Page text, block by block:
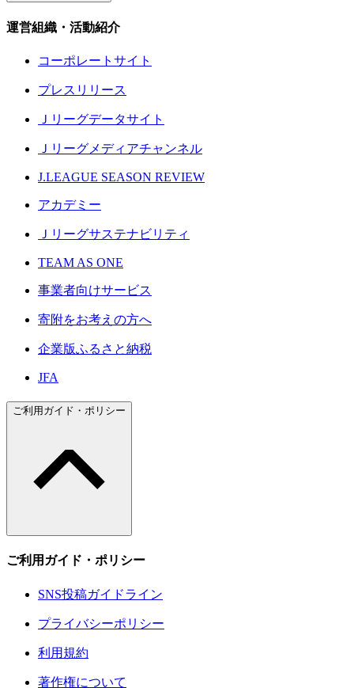
運営組織・活動紹介
コーポレートサイト
プレスリリース
Ｊリーグデータサイト
Ｊリーグメディアチャンネル
J.LEAGUE SEASON REVIEW
アカデミー
Ｊリーグサステナビリティ
TEAM AS ONE
事業者向けサービス
寄附をお考えの方へ
企業版ふるさと納税
JFA
ご利用ガイド・ポリシー
ご利用ガイド・ポリシー
SNS投稿ガイドライン
プライバシーポリシー
利用規約
著作権について